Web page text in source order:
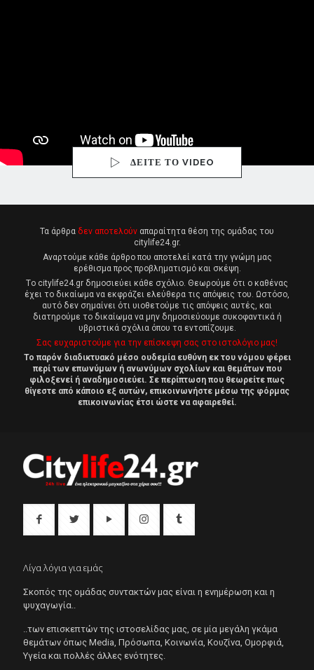
ΔΕΙΤΕ ΤΟ VIDEO
Τα άρθρα δεν αποτελούν απαραίτητα θέση της ομάδας του
citylife24.gr.
Αναρτούμε κάθε άρθρο που αποτελεί κατά την γνώμη μας
ερέθισμα προς προβληματισμό και σκέψη.
Tο citylife24.gr δημοσιεύει κάθε σχόλιο. Θεωρούμε ότι ο καθένας
έχει το δικαίωμα να εκφράζει ελεύθερα τις απόψεις του. Ωστόσο,
αυτό δεν σημαίνει ότι υιοθετούμε τις απόψεις αυτές, και
διατηρούμε το δικαίωμα να μην δημοσιεύουμε συκοφαντικά ή
υβριστικά σχόλια όπου τα εντοπίζουμε.
Σας ευχαριστούμε για την επίσκεψη σας στο ιστολόγιο μας!
Το παρόν διαδικτυακό μέσο ουδεμία ευθύνη εκ του νόμου φέρει
περί των επωνύμων ή ανωνύμων σχολίων και θεμάτων που
φιλοξενεί ή αναδημοσιεύει. Σε περίπτωση που θεωρείτε πως
θίγεστε από κάποιο εξ αυτών, επικοινωνήστε μέσω της φόρμας
επικοινωνίας έτσι ώστε να αφαιρεθεί.
Λίγα λόγια για εμάς
Σκοπός της ομάδας συντακτών μας είναι η ενημέρωση και η
ψυχαγωγία..
..των επισκεπτών της ιστοσελίδας μας, σε μία μεγάλη γκάμα
θεμάτων όπως Μedia, Πρόσωπα, Κοινωνία, Κουζίνα, Ομορφιά,
Υγεία και πολλές άλλες ενότητες.